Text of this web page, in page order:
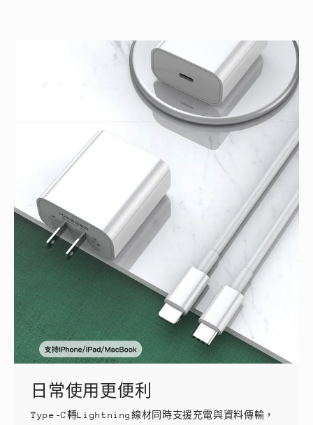
日常使用更便利
Type‑C轉Lightning線材同時支援充電與資料傳輸，